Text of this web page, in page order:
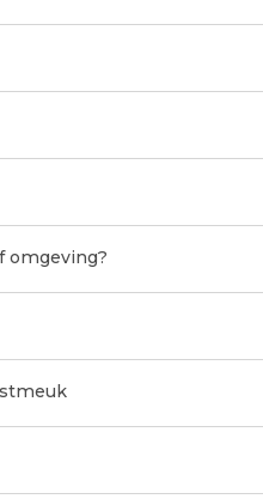
omgeving?